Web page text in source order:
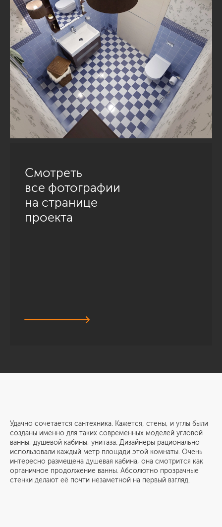
Смотреть
все фотографии
на странице
проекта
Удачно сочетается сантехника. Кажется, стены, и углы были
созданы именно для таких современных моделей угловой
ванны, душевой кабины, унитаза. Дизайнеры рационально
использовали каждый метр площади этой комнаты. Очень
интересно размещена душевая кабина, она смотрится как
органичное продолжение ванны. Абсолютно прозрачные
стенки делают её почти незаметной на первый взгляд.